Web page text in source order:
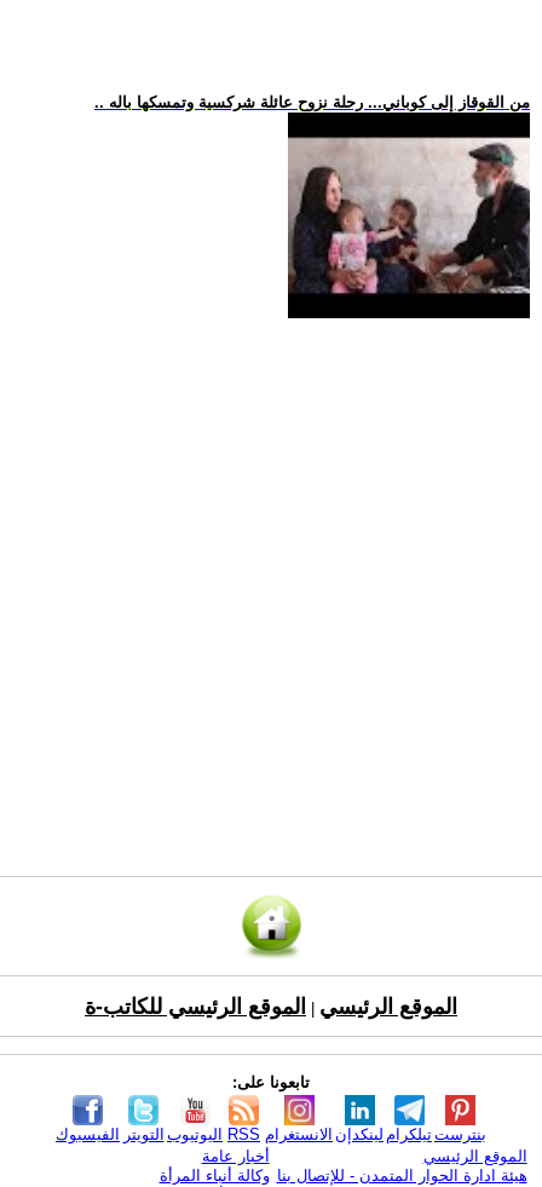
.. من القوقاز إلى كوباني... رحلة نزوح عائلة شركسية وتمسكها باله
الموقع الرئيسي الموقع الرئيسي للكاتب-ة
تابعونا على:
الفيسبوك التويتر اليوتيوب RSS الانستغرام لينكدإن تيلكرامبنترست
الموقع الرئيسي
هيئة ادارة الحوار المتمدن - للإتصال بنا
أخبار عامة
وكالة أنباء المرأة